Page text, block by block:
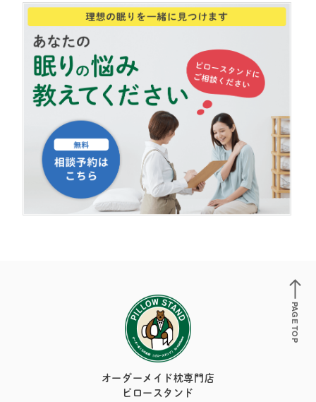
オーダーメイド枕専門店
ピロースタンド
PAGE TOP